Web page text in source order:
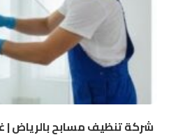
شركة تنظيف مسابح بالرياض |